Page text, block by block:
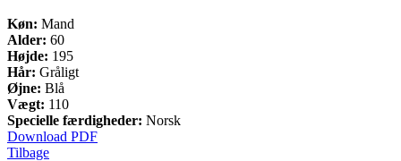
Køn: Mand
Alder: 60
Højde: 195
Hår: Gråligt
Øjne: Blå
Vægt: 110
Specielle færdigheder: Norsk
Download PDF
Tilbage